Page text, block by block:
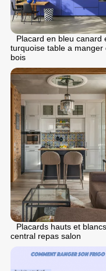
Placard en bleu canard
turquoise table a manger
bois
Placards hauts et
central repas salon